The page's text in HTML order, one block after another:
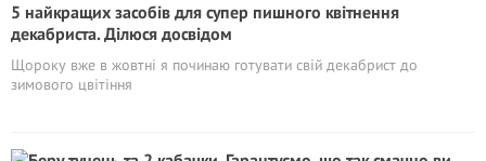
5 найкращих засобів для супep пишного квітнення
декабриста. Ділюся досвідом
Щороку вже в жовтні я починаю готувати свій декабрист до
зимового цвітіння